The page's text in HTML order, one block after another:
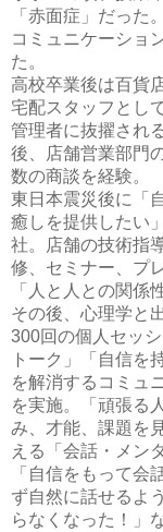
「赤面症」だった
コミュニケーショ
た。
高校卒業後は百貨
宅配スタッフとし
管理者に抜擢され
後、店舗営業部門
数の商談を経験。
東日本震災後に「
癒しを提供したい
社。店舗の技術指
修、セミナー、プ
「人と人との関係
その後、心理学と
300回の個人セッ
トーク」「自信を
を解消するコミュ
を実施。「頑張る
み、才能、課題を
える「会話・メン
「自信をもって会
ず自然に話せるよ
らなくなった！」